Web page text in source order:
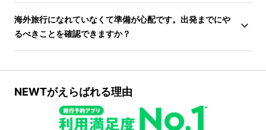
海外旅行になれていなくて準備が心配です。出発までにや
るべきことを確認できますか？
NEWTがえらばれる理由